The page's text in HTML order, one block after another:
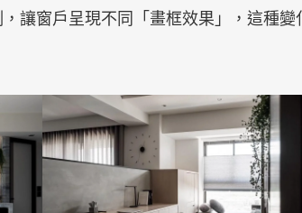
讓窗戶呈現不同「畫框效果」，這種